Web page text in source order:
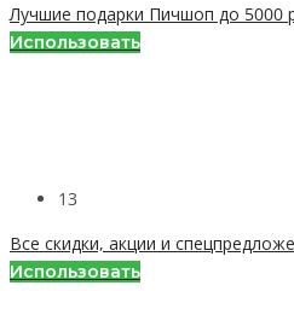
Лучшие подарки Пичшоп до 5000
Использовать
13
Все скидки, акции и
Использовать